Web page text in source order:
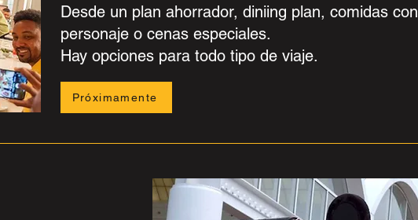
Desde un plan ahorrador, diniing plan, comidas con
personaje o cenas especiales.
Hay opciones para todo tipo de viaje.
Próximamente